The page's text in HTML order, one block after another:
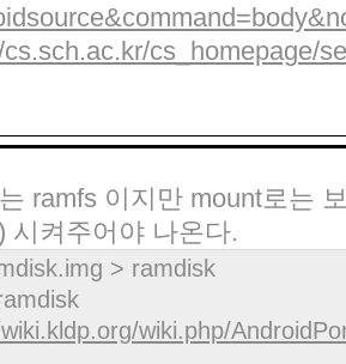
cs_homepage/
ramfs 이지만 mount로는
시켜주어야 나온다.
> ramdisk
wiki.php/